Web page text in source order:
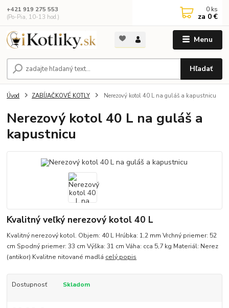
Menu
Hľadať
+421 919 275 553
(Po-Pia, 10-13 hod.)
0 ks
za 0 €
Úvod ZABÍJAČKOVÉ KOTLY Nerezový kotol 40 L na guláš a kapustnicu
Nerezový kotol 40 L na guláš a
kapustnicu
Kvalitný veľký nerezový kotol 40 L
Kvalitný nerezový kotol. Objem: 40 L Hrúbka: 1,2 mm Vrchný priemer: 52
cm Spodný priemer: 33 cm Výška: 31 cm Váha: cca 5,7 kg Materiál: Nerez
(antikor) Kvalitne nitované madlá celý popis
Dostupnosť Skladom